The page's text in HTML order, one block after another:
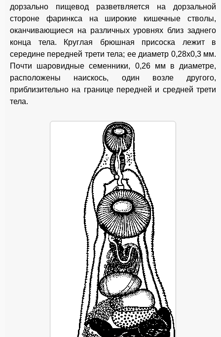
дорзально пищевод разветвляется на дорзальной
стороне фаринкса на широкие кишечные стволы,
оканчивающиеся на различных уровнях близ заднего
конца тела. Круглая брюшная присоска лежит в
середине передней трети тела; ее диаметр 0,28x0,3 мм.
Почти шаровидные семенники, 0,26 мм в диаметре,
расположены наискось, один возле другого,
приблизительно на границе передней и средней трети
тела.